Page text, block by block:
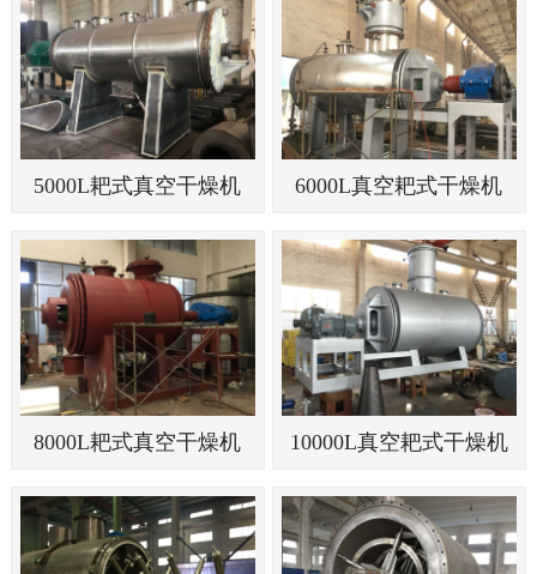
5000L耙式真空干燥机 6000L真空耙式干燥机
8000L耙式真空干燥机 10000L真空耙式干燥机